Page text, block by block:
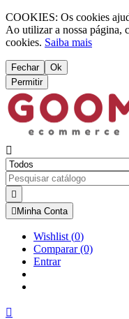
COOKIES: Os cookies
Ao utilizar a nossa página,
cookies. Saiba mais
Fechar
Ok
Permitir


 Minha Conta
Wishlist (0)
Comparar(0)
Entrar
